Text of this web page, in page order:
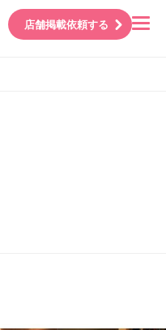
店舗掲載依頼する